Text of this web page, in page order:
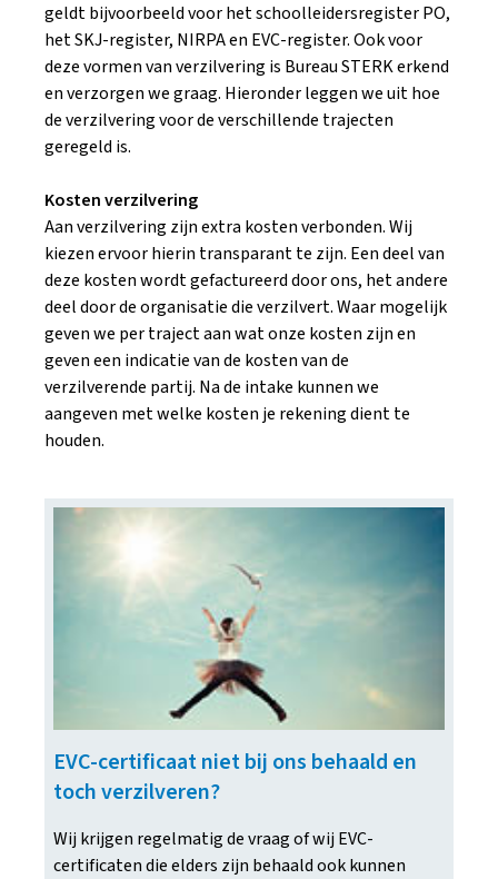
geldt bijvoorbeeld voor het schoolleidersregister PO,
het SKJ-register, NIRPA en EVC-register. Ook voor
deze vormen van verzilvering is Bureau STERK erkend
en verzorgen we graag. Hieronder leggen we uit hoe
de verzilvering voor de verschillende trajecten
geregeld is.
Kosten verzilvering
Aan verzilvering zijn extra kosten verbonden. Wij
kiezen ervoor hierin transparant te zijn. Een deel van
deze kosten wordt gefactureerd door ons, het andere
deel door de organisatie die verzilvert. Waar mogelijk
geven we per traject aan wat onze kosten zijn en
geven een indicatie van de kosten van de
verzilverende partij. Na de intake kunnen we
aangeven met welke kosten je rekening dient te
houden.
EVC-certificaat niet bij ons behaald en
toch verzilveren?
Wij krijgen regelmatig de vraag of wij EVC-
certificaten die elders zijn behaald ook kunnen